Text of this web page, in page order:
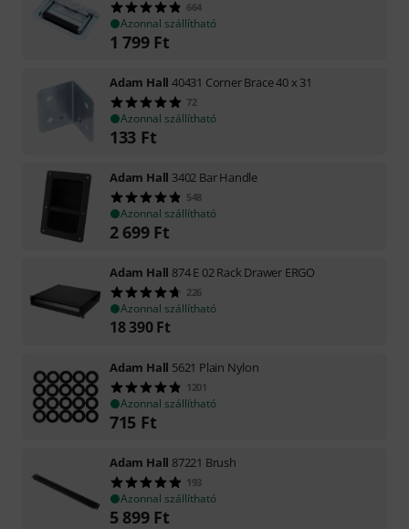
664
Azonnal szállítható
1 799 Ft
Adam Hall 40431 Corner Brace 40 x 31
72
Azonnal szállítható
133 Ft
Adam Hall 3402 Bar Handle
548
Azonnal szállítható
2 699 Ft
Adam Hall 874 E 02 Rack Drawer ERGO
226
Azonnal szállítható
18 390 Ft
Adam Hall 5621 Plain Nylon
1201
Azonnal szállítható
715 Ft
Adam Hall 87221 Brush
193
Azonnal szállítható
5 899 Ft